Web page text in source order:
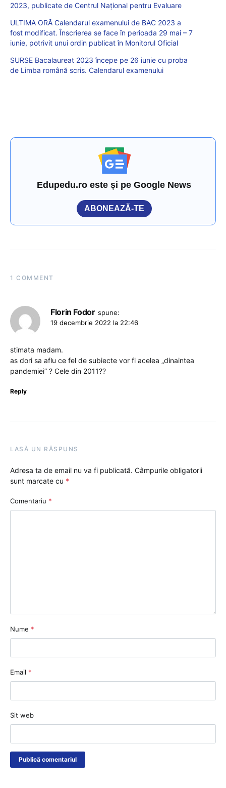
2023, publicate de Centrul Național pentru Evaluare
ULTIMA ORĂ Calendarul examenului de BAC 2023 a
fost modificat. Înscrierea se face în perioada 29 mai – 7
iunie, potrivit unui ordin publicat în Monitorul Oficial
SURSE Bacalaureat 2023 începe pe 26 iunie cu proba
de Limba română scris. Calendarul examenului
Edupedu.ro este și pe Google News
ABONEAZĂ-TE
1 COMMENT
Florin Fodor spune:
19 decembrie 2022 la 22:46
stimata madam.
as dori sa aflu ce fel de subiecte vor fi acelea „dinaintea
pandemiei” ? Cele din 2011??
Reply
LASĂ UN RĂSPUNS
Adresa ta de email nu va fi publicată. Câmpurile obligatorii
sunt marcate cu *
Comentariu *
Nume *
Email *
Sit web